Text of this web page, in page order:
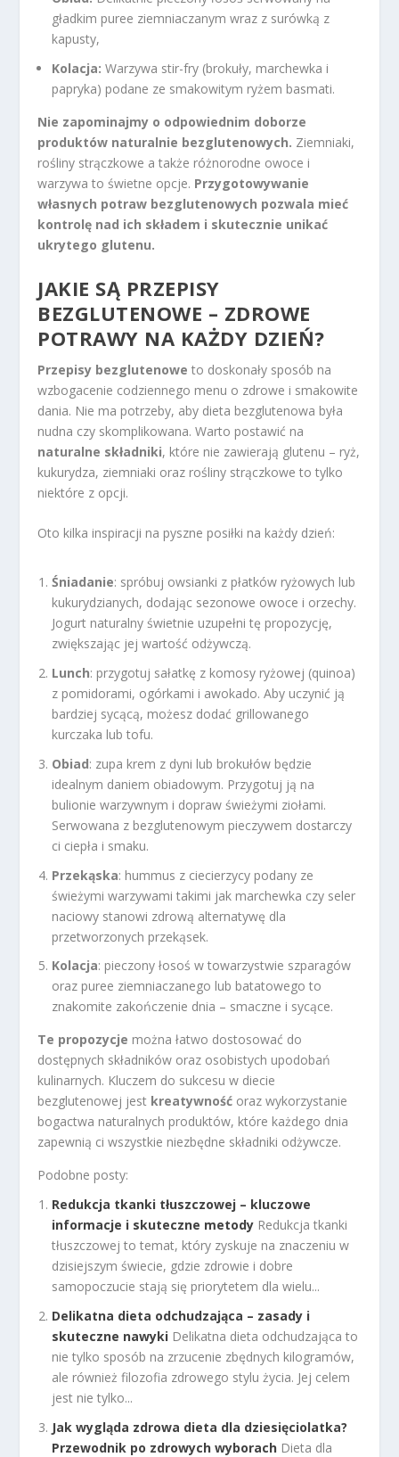
gładkim puree ziemniaczanym wraz z surówką z
kapusty,
Kolacja: Warzywa stir-fry (brokuły, marchewka i
papryka) podane ze smakowitym ryżem basmati.
Nie zapominajmy o odpowiednim doborze
produktów naturalnie bezglutenowych. Ziemniaki,
rośliny strączkowe a także różnorodne owoce i
warzywa to świetne opcje. Przygotowywanie
własnych potraw bezglutenowych pozwala mieć
kontrolę nad ich składem i skutecznie unikać
ukrytego glutenu.
JAKIE SĄ PRZEPISY
BEZGLUTENOWE – ZDROWE
POTRAWY NA KAŻDY DZIEŃ?
Przepisy bezglutenowe to doskonały sposób na
wzbogacenie codziennego menu o zdrowe i smakowite
dania. Nie ma potrzeby, aby dieta bezglutenowa była
nudna czy skomplikowana. Warto postawić na
naturalne składniki, które nie zawierają glutenu – ryż,
kukurydza, ziemniaki oraz rośliny strączkowe to tylko
niektóre z opcji.
Oto kilka inspiracji na pyszne posiłki na każdy dzień:
Śniadanie: spróbuj owsianki z płatków ryżowych lub
kukurydzianych, dodając sezonowe owoce i orzechy.
Jogurt naturalny świetnie uzupełni tę propozycję,
zwiększając jej wartość odżywczą.
Lunch: przygotuj sałatkę z komosy ryżowej (quinoa)
z pomidorami, ogórkami i awokado. Aby uczynić ją
bardziej sycącą, możesz dodać grillowanego
kurczaka lub tofu.
Obiad: zupa krem z dyni lub brokułów będzie
idealnym daniem obiadowym. Przygotuj ją na
bulionie warzywnym i dopraw świeżymi ziołami.
Serwowana z bezglutenowym pieczywem dostarczy
ci ciepła i smaku.
Przekąska: hummus z ciecierzycy podany ze
świeżymi warzywami takimi jak marchewka czy seler
naciowy stanowi zdrową alternatywę dla
przetworzonych przekąsek.
Kolacja: pieczony łosoś w towarzystwie szparagów
oraz puree ziemniaczanego lub batatowego to
znakomite zakończenie dnia – smaczne i sycące.
Te propozycje można łatwo dostosować do
dostępnych składników oraz osobistych upodobań
kulinarnych. Kluczem do sukcesu w diecie
bezglutenowej jest kreatywność oraz wykorzystanie
bogactwa naturalnych produktów, które każdego dnia
zapewnią ci wszystkie niezbędne składniki odżywcze.
Podobne posty:
Redukcja tkanki tłuszczowej – kluczowe
informacje i skuteczne metody Redukcja tkanki
tłuszczowej to temat, który zyskuje na znaczeniu w
dzisiejszym świecie, gdzie zdrowie i dobre
samopoczucie stają się priorytetem dla wielu...
Delikatna dieta odchudzająca – zasady i
skuteczne nawyki Delikatna dieta odchudzająca to
nie tylko sposób na zrzucenie zbędnych kilogramów,
ale również filozofia zdrowego stylu życia. Jej celem
jest nie tylko...
Jak wygląda zdrowa dieta dla dziesięciolatka?
Przewodnik po zdrowych wyborach Dieta dla